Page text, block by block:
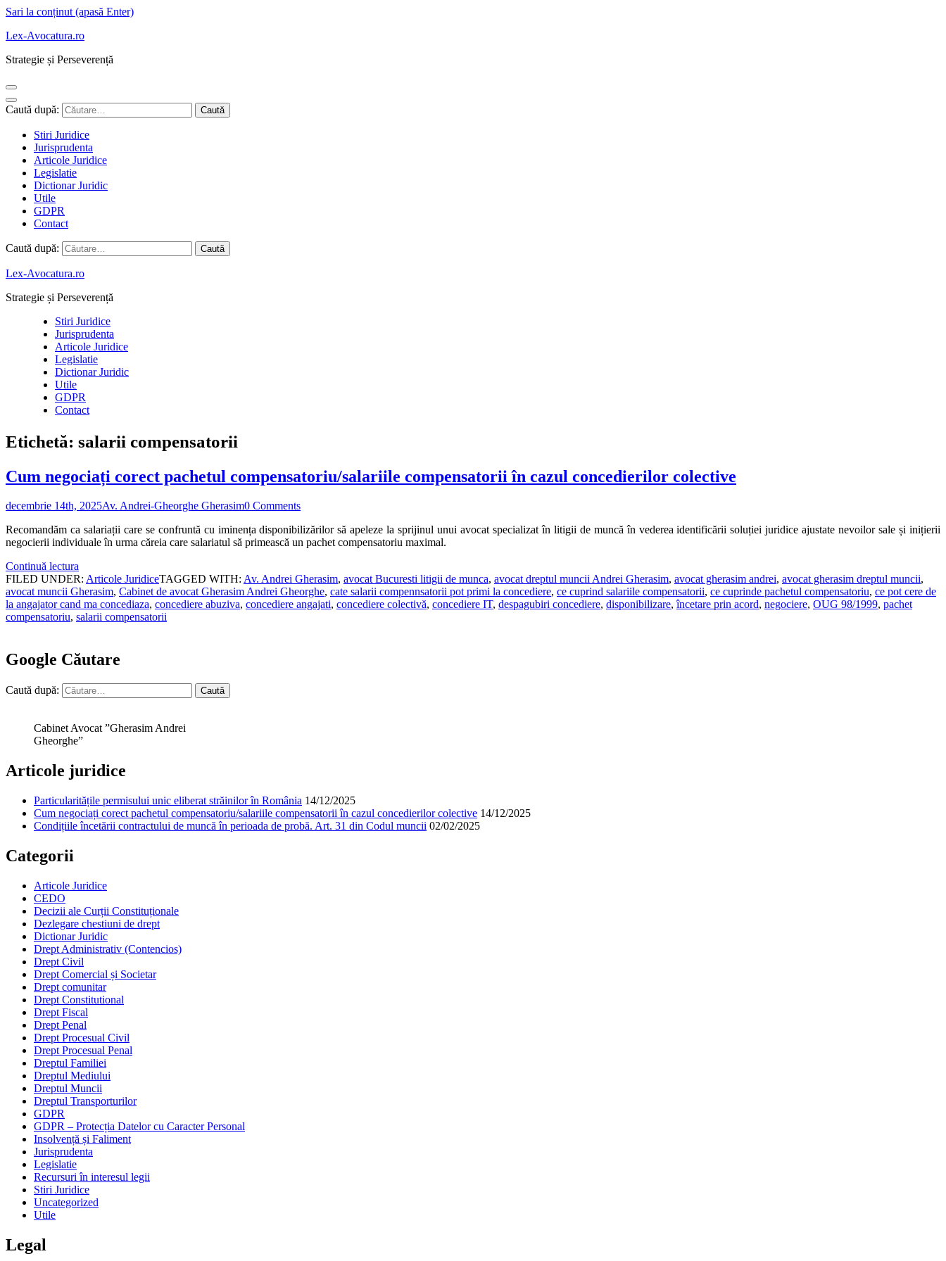
Sari la conținut (apasă Enter)
Lex-Avocatura.ro
Strategie și Perseverență
Caută după:
Stiri Juridice
Jurisprudenta
Articole Juridice
Legislatie
Dictionar Juridic
Utile
GDPR
Contact
Caută după:
Lex-Avocatura.ro
Strategie și Perseverență
Stiri Juridice
Jurisprudenta
Articole Juridice
Legislatie
Dictionar Juridic
Utile
GDPR
Contact
Etichetă: salarii compensatorii
Cum negociați corect pachetul compensatoriu/salariile compensatorii în cazul concedierilor colective
decembrie 14th, 2025Av. Andrei-Gheorghe Gherasim0 Comments
Recomandăm ca salariații care se confruntă cu iminența disponibilizărilor să apeleze la sprijinul unui avocat specializat în litigii de muncă în vederea identificării soluției juridice ajustate nevoilor sale și inițierii
negocierii individuale în urma căreia care salariatul să primească un pachet compensatoriu maximal.
Continuă lectura
FILED UNDER: Articole JuridiceTAGGED WITH: Av. Andrei Gherasim, avocat Bucuresti litigii de munca, avocat dreptul muncii Andrei Gherasim, avocat gherasim andrei, avocat gherasim dreptul muncii,
avocat muncii Gherasim, Cabinet de avocat Gherasim Andrei Gheorghe, cate salarii compennsatorii pot primi la concediere, ce cuprind salariile compensatorii, ce cuprinde pachetul compensatoriu, ce pot cere de
la angajator cand ma concediaza, concediere abuziva, concediere angajati, concediere colectivă, concediere IT, despagubiri concediere, disponibilizare,încetare prin acord, negociere, OUG 98/1999, pachet
compensatoriu, salarii compensatorii
Google Căutare
Caută după:
Cabinet Avocat ”Gherasim Andrei
Gheorghe”
Articole juridice
Particularitățile permisului unic eliberat străinilor în România 14/12/2025
Cum negociați corect pachetul compensatoriu/salariile compensatorii în cazul concedierilor colective 14/12/2025
Condițiile încetării contractului de muncă în perioada de probă. Art. 31 din Codul muncii 02/02/2025
Categorii
Articole Juridice
CEDO
Decizii ale Curții Constituționale
Dezlegare chestiuni de drept
Dictionar Juridic
Drept Administrativ (Contencios)
Drept Civil
Drept Comercial și Societar
Drept comunitar
Drept Constitutional
Drept Fiscal
Drept Penal
Drept Procesual Civil
Drept Procesual Penal
Dreptul Familiei
Dreptul Mediului
Dreptul Muncii
Dreptul Transporturilor
GDPR
GDPR – Protecția Datelor cu Caracter Personal
Insolvență și Faliment
Jurisprudenta
Legislatie
Recursuri în interesul legii
Stiri Juridice
Uncategorized
Utile
Legal